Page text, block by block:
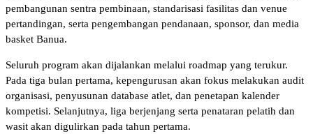
pembangunan sentra pembinaan, standarisasi fasilitas dan venue
pertandingan, serta pengembangan pendanaan, sponsor, dan media
basket Banua.
Seluruh program akan dijalankan melalui roadmap yang terukur.
Pada tiga bulan pertama, kepengurusan akan fokus melakukan audit
organisasi, penyusunan database atlet, dan penetapan kalender
kompetisi. Selanjutnya, liga berjenjang serta penataran pelatih dan
wasit akan digulirkan pada tahun pertama.